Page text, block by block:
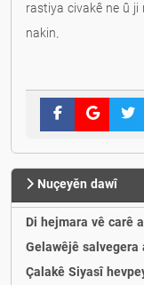
rastiya civakê ne û
nakin.
Nuçeyěn dawî
Di hejmara vê carê
Gelawêjê salvegera
Çalakê Siyasî